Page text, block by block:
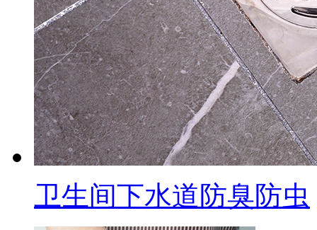
卫生间下水道防臭防虫